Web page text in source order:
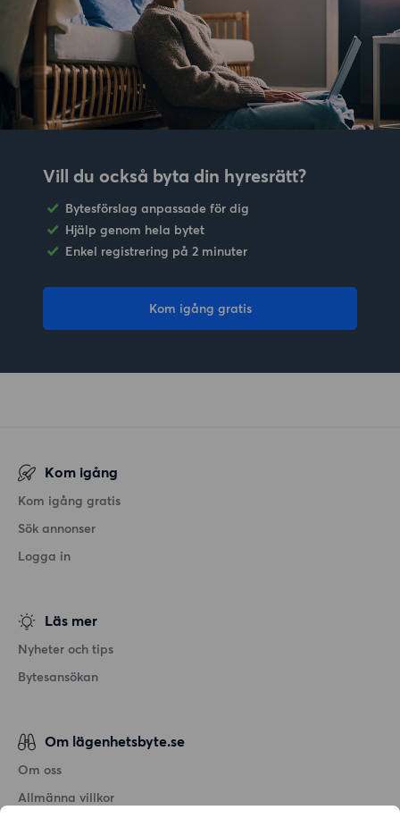
Vill du också byta din hyresrätt?
Bytesförslag anpassade för dig
Hjälp genom hela bytet
Enkel registrering på 2 minuter
Kom igång gratis
Kom igång
Kom igång gratis
Sök annonser
Logga in
Läs mer
Nyheter och tips
Bytesansökan
Om lägenhetsbyte.se
Om oss
Allmänna villkor